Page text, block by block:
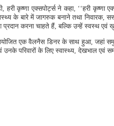
कृष्णा एक्सपोर्ट्स ने कहा, ‘‘हरी कृष्णा
के बारे में जागरुक बनाने तथा
प्रदान करना चाहते हैं, बल्कि उन्हें स्वस्थ एवं
एक वैलनैस डिनर के साथ हुआ, जहां
उनके परिवारों के लिए स्वास्थ्य, देखभाल एवं